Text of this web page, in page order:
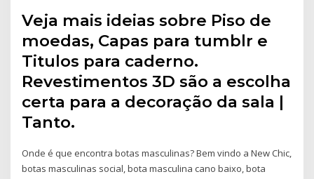
Veja mais ideias sobre Piso de
moedas, Capas para tumblr e
Titulos para caderno.
Revestimentos 3D são a escolha
certa para a decoração da sala |
Tanto.
Onde é que encontra botas masculinas? Bem vindo a New Chic,
botas masculinas social, bota masculina cano baixo, bota